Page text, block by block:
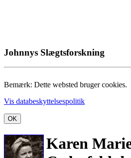
Johnnys Slægtsforskning
Bemærk: Dette websted bruger cookies.
Vis databeskyttelsespolitik
OK
Karen